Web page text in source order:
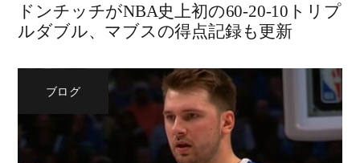
ドンチッチがNBA史上初の60-20-10トリプ
ルダブル、マブスの得点記録も更新
ブログ